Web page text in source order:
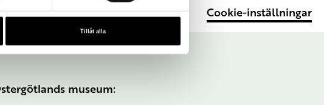
Tillåt alla
Cookie-inställningar
museum: